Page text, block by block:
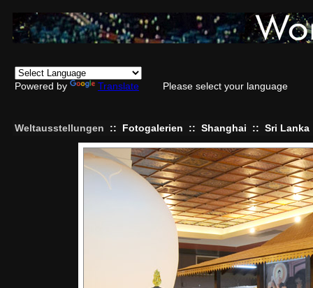
Powered by Translate Please select your language
Weltausstellungen :: Fotogalerien :: Shanghai :: Sri Lanka